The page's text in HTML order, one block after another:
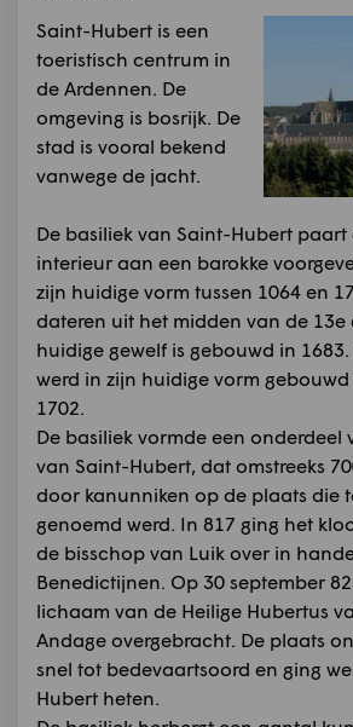
Saint-Hubert is een
toeristisch centrum in
de Ardennen. De
omgeving is bosrijk. De
stad is vooral bekend
vanwege de jacht.
De basiliek van Saint-Hubert paart
interieur aan een barokke
zijn huidige vorm tussen 1064 en
dateren uit het midden van de 13e
huidige gewelf is gebouwd in 1683.
werd in zijn huidige vorm gebouwd
1702.
De basiliek vormde een onderdeel
van Saint-Hubert, dat omstreeks
door kanunniken op de plaats die
genoemd werd. In 817 ging het
de bisschop van Luik over in
Benedictijnen. Op 30 september
lichaam van de Heilige Hubertus
Andage overgebracht. De plaats
snel tot bedevaartsoord en ging
Hubert heten.